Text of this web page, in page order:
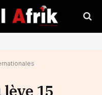
lève 15